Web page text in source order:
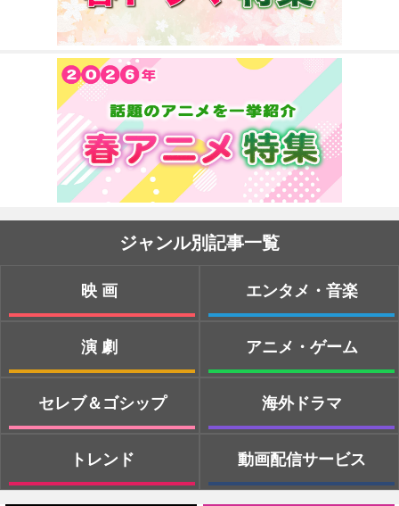
ジャンル別記事一覧
映画
演劇
セレブ＆ゴシップ
トレンド
エンタメ・音楽
アニメ・ゲーム
海外ドラマ
動画配信サービス